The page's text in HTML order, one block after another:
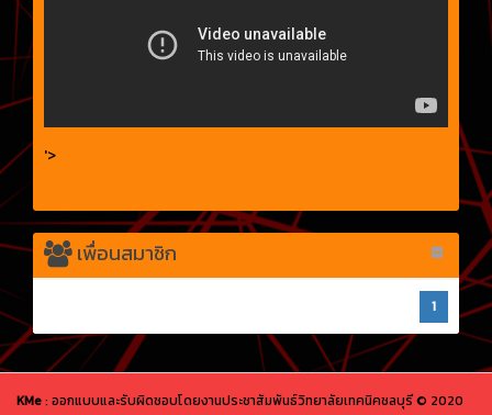
'>
เพื่อนสมาชิก
1
KMe: ออกแบบและรับผิดชอบโดยงานประชาสัมพันธ์วิทยาลัยเทคนิคชลบุรี © 2020